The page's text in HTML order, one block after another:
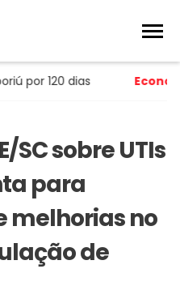
Economia - Abertura
SC sobre UTIs
para
melhorias no
de